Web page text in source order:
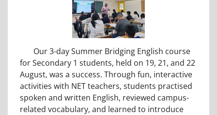
Our 3-day Summer Bridging English course
for Secondary 1 students, held on 19, 21, and 22
August, was a success. Through fun, interactive
activities with NET teachers, students practised
spoken and written English, reviewed campus-
related vocabulary, and learned to introduce